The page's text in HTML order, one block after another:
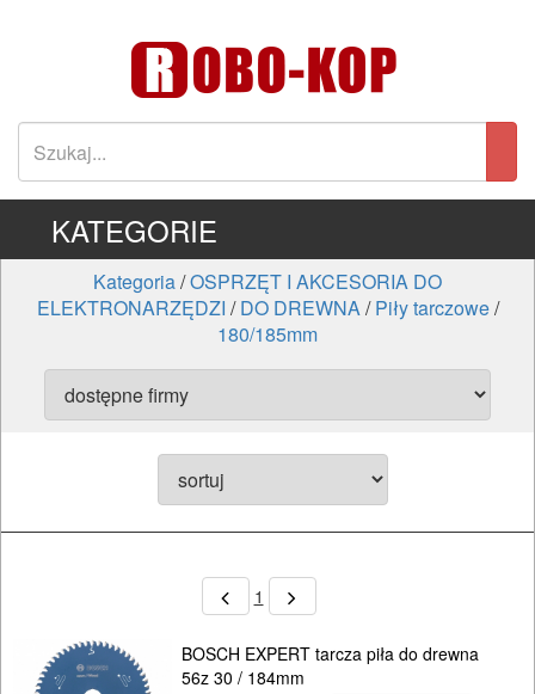
KATEGORIE
Kategoria/OSPRZĘT I AKCESORIA DO
ELEKTRONARZĘDZI /DO DREWNA/Piły tarczowe/
180/185mm
1
BOSCH EXPERT tarcza piła do drewna
56z 30 / 184mm